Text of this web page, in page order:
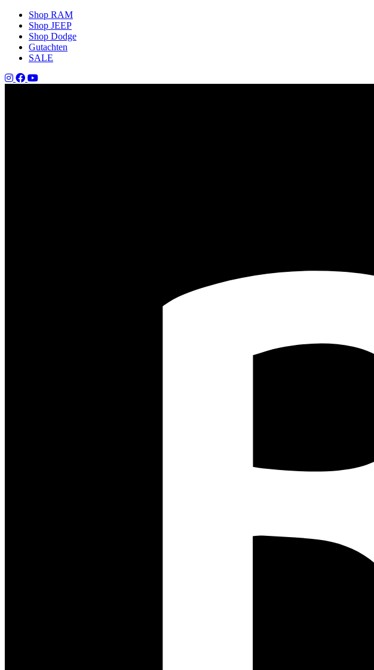
Shop RAM
Shop JEEP
Shop Dodge
Gutachten
SALE